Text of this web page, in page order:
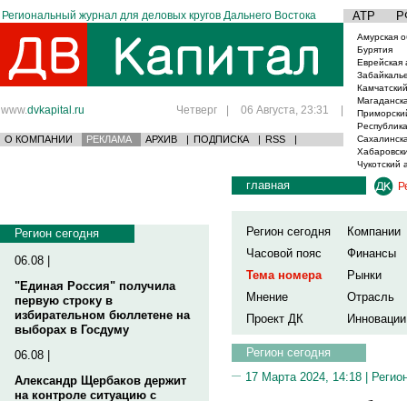
Региональный журнал для деловых кругов Дальнего Востока АТР
www.dvkapital.ru Четверг | 06 Августа, 23:31 |
О КОМПАНИИ РЕКЛАМА АРХИВ | ПОДПИСКА | RSS |
Амурская
Бурятия
Еврейская
Чукотский
Регион сегодня
06.08 |
"Единая Россия" получила
первую строку в
избирательном бюллетене на
выборах в Госдуму
06.08 |
Александр Щербаков держит
на контроле ситуацию с
главная
Регион сегодня
Компании
Часовой пояс
Финансы
Тема номера
Рынки
Мнение
Отрасль
Проект ДК
Инновации
Регион сегодня
17 Марта 2024, 14:18 |